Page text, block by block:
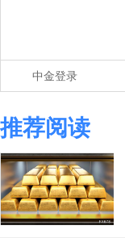
中金登录
推荐阅读